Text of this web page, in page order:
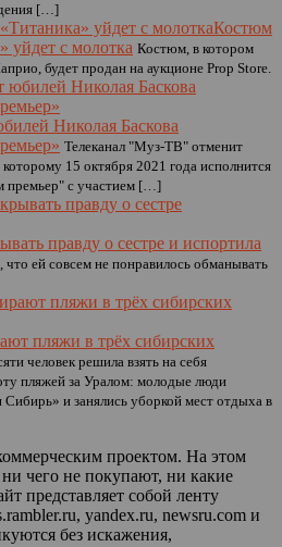
[…]
Костюм
уйдет с молотка Костюм, в котором
будет продан на аукционе Prop Store.
Николая Баскова
Телеканал "Муз-ТВ" отменит
15 октября 2021 года исполнится
премьер" с участием […]
правду о сестре и испортила
что ей совсем не понравилось обманывать
пляжи в трёх сибирских
человек решила взять на себя
пляжей за Уралом: молодые люди
Сибирь» и занялись уборкой мест отдыха в
проектом. На этом
чего не покупают, ни какие
представляет собой ленту
yandex.ru, newsru.com и
без искажения,